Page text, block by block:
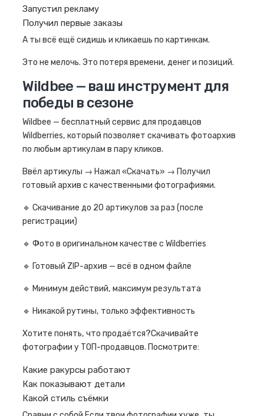
Запустил рекламу
Получил первые заказы
А ты всё ещё сидишь и кликаешь по картинкам.
Это не мелочь. Это потеря времени, денег и позиций.
Wildbee — ваш инструмент для
победы в сезоне
Wildbee — бесплатный сервис для продавцов
Wildberries, который позволяет скачивать фотоархив
по любым артикулам в пару кликов.
Ввёл артикулы → Нажал «Скачать» → Получил
готовый архив с качественными фотографиями.
🔹 Скачивание до 20 артикулов за раз (после
регистрации)
🔹 Фото в оригинальном качестве с Wildberries
🔹 Готовый ZIP-архив — всё в одном файле
🔹 Минимум действий, максимум результата
🔹 Никакой рутины, только эффективность
Хотите понять, что продаётся?Скачивайте
фотографии у ТОП-продавцов. Посмотрите:
Какие ракурсы работают
Как показывают детали
Какой стиль съёмки